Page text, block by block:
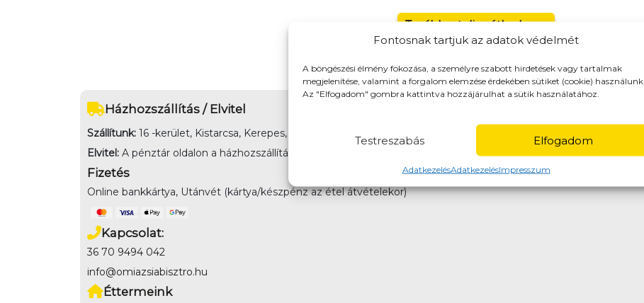
Fontosnak tartjuk az adatok védelmét
A böngészési élmény fokozása, a személyre szabott hirdetések vagy tartalmak
megjelenítése, valamint a forgalom elemzése érdekében sütiket (cookie) használunk.
Az "Elfogadom" gombra kattintva hozzájárulhat a sütik használatához.
Elfogadom
Testreszabás
AdatkezelésAdatkezelésImpresszum
Tovább a teljes étlaphoz >
Házhozszállítás / Elvitel
Szállítunk: 16 -kerület, Kistarcsa, Kerepes, Mogyoród, Gödöllő
Elvitel: A pénztár oldalon a házhozszállítás mellett elvitel opciót is választhatsz!
Fizetés
Online bankkártya, Utánvét (kártya/készpénz az étel átvételekor)
Kapcsolat:
36 70 9494 042
info@omiazsiabisztro.hu
Éttermeink